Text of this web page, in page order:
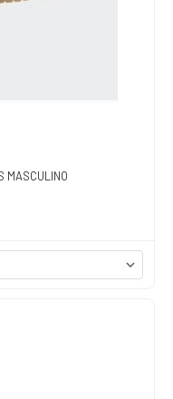
MASCULINO